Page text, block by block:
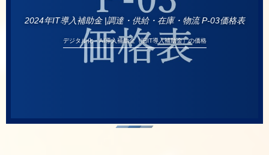
2024年IT導入補助金 |調達・供給・在庫・物流 P-03価格表
デジタル化・AI導入補助金（旧IT導入補助金）の価格